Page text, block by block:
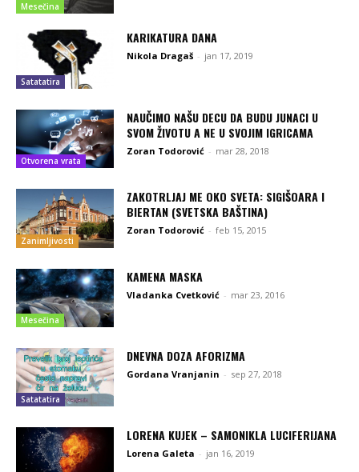
Mesečina
Satatatira
KARIKATURA DANA
Nikola Dragaš - jan 17, 2019
Otvorena vrata
NAUČIMO NAŠU DECU DA BUDU JUNACI U
SVOM ŽIVOTU A NE U SVOJIM IGRICAMA
Zoran Todorović - mar 28, 2018
Zanimljivosti
ZAKOTRLJAJ ME OKO SVETA: SIGIŠOARA I
BIERTAN (SVETSKA BAŠTINA)
Zoran Todorović - feb 15, 2015
Mesečina
KAMENA MASKA
Vladanka Cvetković - mar 23, 2016
Satatatira
DNEVNA DOZA AFORIZMA
Gordana Vranjanin - sep 27, 2018
LORENA KUJEK – SAMONIKLA LUCIFERIJANA
Lorena Galeta - jan 16, 2019